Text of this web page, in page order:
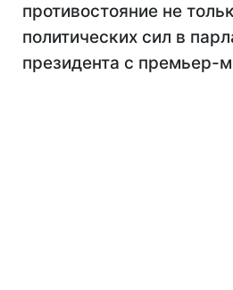
противостояние не
политических сил в
президента с премьер-